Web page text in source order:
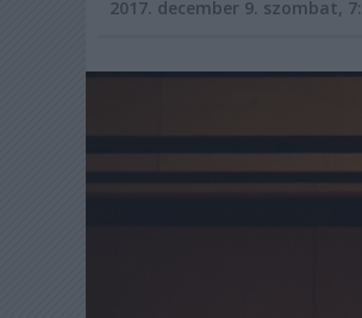
2017. december 9. szombat,